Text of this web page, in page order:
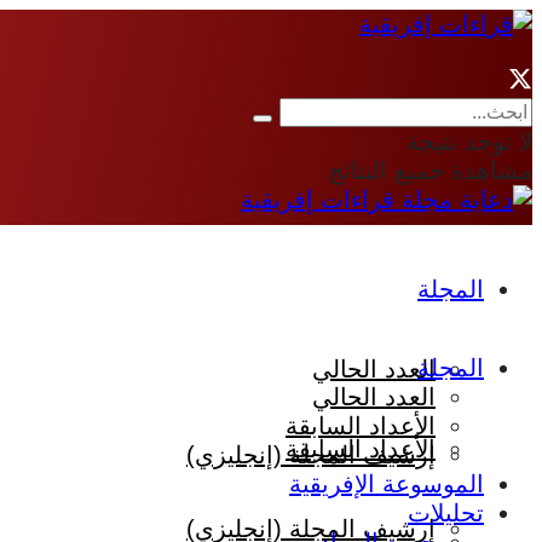
لا توجد نتيجة
مشاهدة جميع النتائج
المجلة
العدد الحالي
الأعداد السابقة
إرشيف المجلة (إنجليزي)
المجلة
العدد الحالي
الأعداد السابقة
إرشيف المجلة (إنجليزي)
الموسوعة الإفريقية
تحليلات